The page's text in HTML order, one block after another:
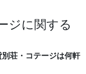
ジに関する
荘・コテージは何軒